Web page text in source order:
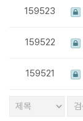
159523
159522
159521